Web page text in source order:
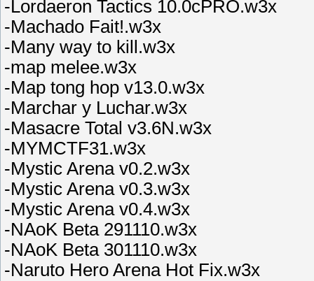
-Lordaeron Tactics 10.0cPRO.w3x
-Machado Fait!.w3x
-Many way to kill.w3x
-map melee.w3x
-Map tong hop v13.0.w3x
-Marchar y Luchar.w3x
-Masacre Total v3.6N.w3x
-MYMCTF31.w3x
-Mystic Arena v0.2.w3x
-Mystic Arena v0.3.w3x
-Mystic Arena v0.4.w3x
-NAoK Beta 291110.w3x
-NAoK Beta 301110.w3x
-Naruto Hero Arena Hot Fix.w3x